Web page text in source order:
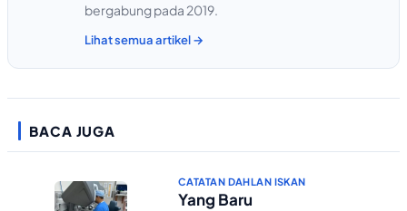
bergabung pada 2019.
Lihat semua artikel →
BACA JUGA
CATATAN DAHLAN ISKAN
Yang Baru